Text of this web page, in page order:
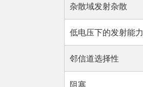
杂散域发射杂散
低电压下的发射能力
邻信道选择性
阻塞